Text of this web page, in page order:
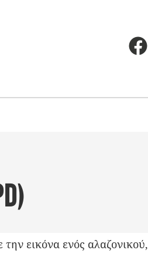
εικόνα ενός αλαζονικού,